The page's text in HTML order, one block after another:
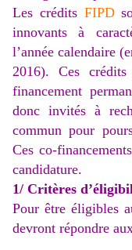
Les crédits FIPD
innovants à
l’année calendaire
2016). Ces
financement
donc invités à
commun pour
Ces co-
candidature.
1/ Critères
Pour être éligibles
devront répondre